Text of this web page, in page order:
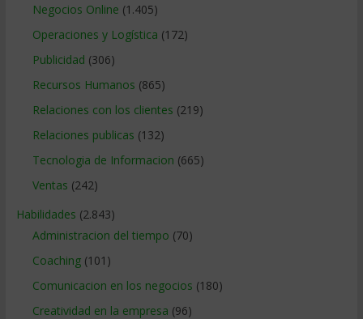
Negocios Online (1.405)
Operaciones y Logística (172)
Publicidad (306)
Recursos Humanos (865)
Relaciones con los clientes (219)
Relaciones publicas (132)
Tecnologia de Informacion (665)
Ventas (242)
Habilidades (2.843)
Administracion del tiempo (70)
Coaching(101)
Comunicacion en los negocios (180)
Creatividad en la empresa (96)